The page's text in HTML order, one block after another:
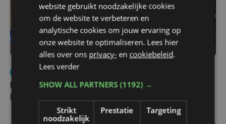
Nieuws
di 4 augustus | 09:32
Man en vrouw dood aangetroffen in woning in Sint-
website gebruikt noodzakelijke cookies
om de website te verbeteren en
analytische cookies om jouw ervaring op
onze website te optimaliseren. Lees hier
alles over ons privacy- en cookiebeleid.
Lees verder
SHOW ALL PARTNERS(1192) →
Strikt
noodzakelijk
Prestatie Targeting